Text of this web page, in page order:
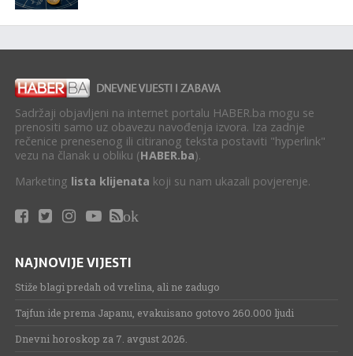
Sadržaji objavljeni na internet portalu HABER.ba mogu se
prenositi samo uz obavezu navođenja izvora. Iza zadnje
rečenice prenesenog ili citiranog teksta postaviti "hyperlink"
vezu na članak u obliku (HABER.ba).
Marketing lista klijenata koji su nam ukazali povjerenje.
ok
NAJNOVIJE VIJESTI
Stiže blagi predah od vrelina, ali ne zadugo
Tajfun ide prema Japanu, evakuisano gotovo 260.000 ljudi
Dnevni horoskop za 7. avgust 2026.